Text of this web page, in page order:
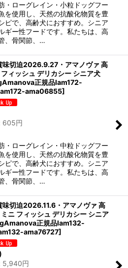
・ローグレイン・小粒ドッグフー
を使用し、天然の抗酸化物質を豊
ピで、高齢犬におすすめ。シニア
ギー性フードです。私たちは、高
、骨関節、…
味切迫2026.9.27・アマノヴァ 高
ィッシュ デリカシー シニア犬
正規品lam172-
ama06855]
605円
・ローグレイン・中粒ドッグフー
を使用し、天然の抗酸化物質を豊
ピで、高齢犬におすすめ。シニア
ギー性フードです。私たちは、高
、骨関節、…
味切迫2026.11.6・アマノヴァ 高
ニ フィッシュ デリカシー シニア
正規品lam132-
ama76727]
5,940円